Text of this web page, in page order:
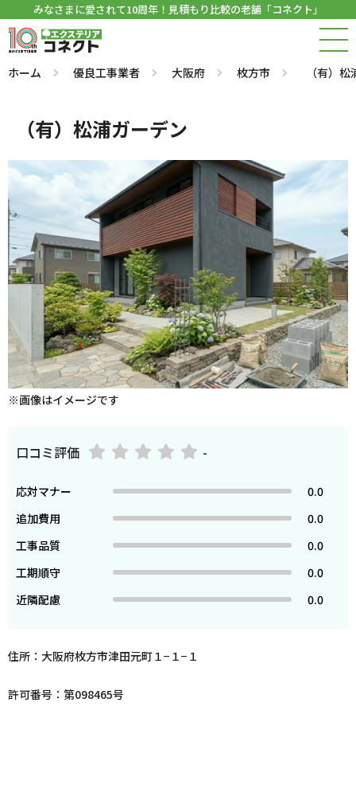
みなさまに愛されて10周年！見積もり比較の老舗「コネクト」
ホーム 優良工事業者 大阪府 枚方市 （有）
（有）松浦ガーデン
※画像はイメージです
口コミ評価 -
応対マナー
0.0
追加費用
0.0
工事品質
0.0
工期順守
0.0
近隣配慮
0.0
住所：大阪府枚方市津田元町１−１−１
許可番号：第098465号